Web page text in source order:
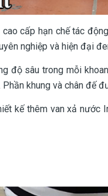
cấp hạn chế tác
nghiệp và hiện đại
độ sâu trong mỗi
khung và chân đế
kế thêm van xả nước